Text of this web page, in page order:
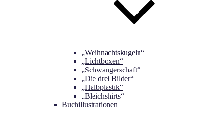
„Weihnachtskugeln“
„Lichtboxen“
„Schwangerschaft“
„Die drei Bilder“
„Halbplastik“
„Bleichshirts“
Buchillustrationen